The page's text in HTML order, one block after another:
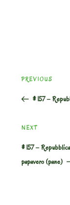
navigation
Previous
PREVIOUS
# 157 –
Next
NEXT
# 157 –
papavero (pane)